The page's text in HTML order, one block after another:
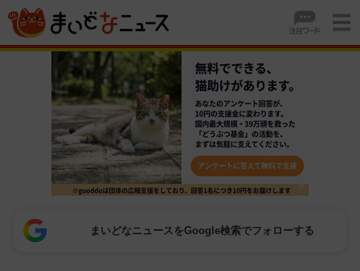
まいどなニュースをGoogle検索でフォローする